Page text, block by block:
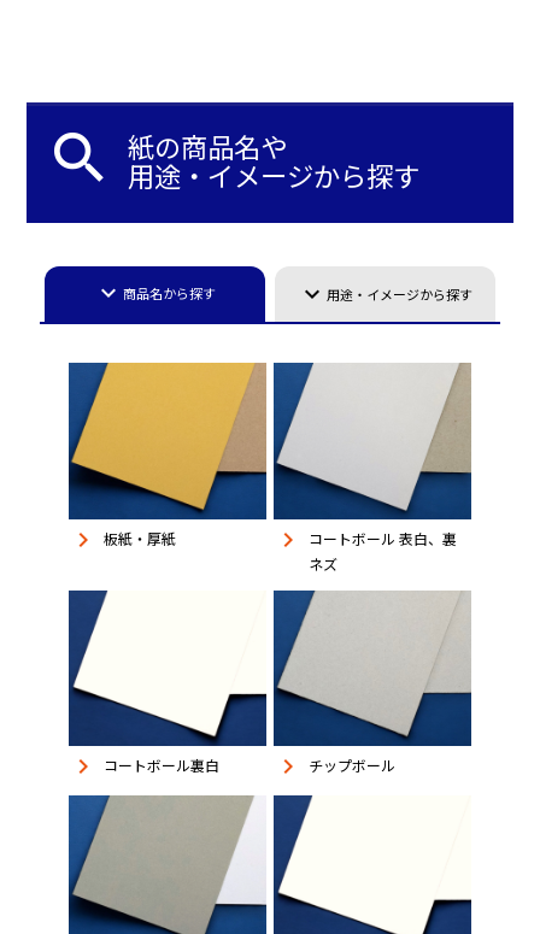
search 紙の商品名や
用途・イメージから探す
keyboard_arrow_down 商品名から探す keyboard_arrow_down用途・イメージから探す
keyboard_arrow_right 板紙・厚紙 keyboard_arrow_right
コートボール 表白、裏
ネズ
keyboard_arrow_right コートボール裏白 keyboard_arrow_right チップボール